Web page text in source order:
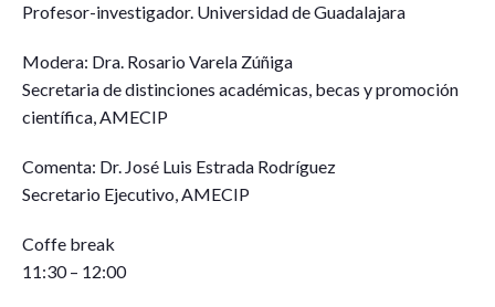
Profesor-investigador. Universidad de Guadalajara
Modera: Dra. Rosario Varela Zúñiga
Secretaria de distinciones académicas, becas y promoción
científica, AMECIP
Comenta: Dr. José Luis Estrada Rodríguez
Secretario Ejecutivo, AMECIP
Coffe break
11:30 – 12:00